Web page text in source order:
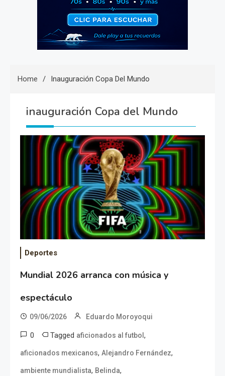
Home Inauguración Copa Del Mundo
inauguración Copa del Mundo
Deportes
Mundial 2026 arranca con música y
espectáculo
09/06/2026 Eduardo Moroyoqui
0 Tagged aficionados al futbol ,
aficionados mexicanos, Alejandro Fernández,
ambiente mundialista, Belinda,